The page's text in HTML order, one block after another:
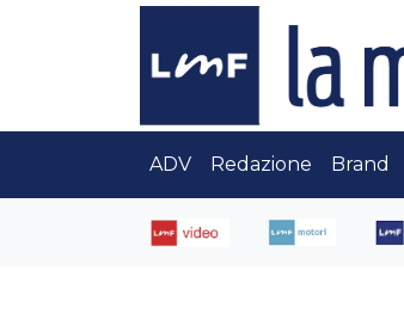
ADV Redazione Brand